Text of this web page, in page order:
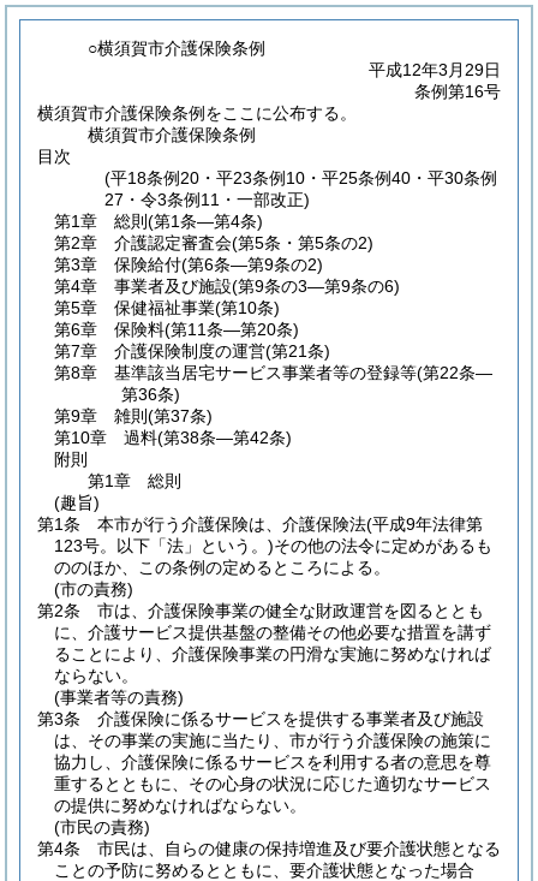
○横須賀市介護保険条例
平成12年3月29日
条例第16号
横須賀市介護保険条例をここに公布する。
横須賀市介護保険条例
目次
(平18条例20・平23条例10・平25条例40・平30条例
27・令3条例11・一部改正)
第1章
総則 (第1条―第4条)
第2章
介護認定審査会(第5条・第5条の2)
第3章
保険給付(第6条―第9条の2)
第4章
事業者及び施設(第9条の3―第9条の6)
第5章
保健福祉事業(第10条)
第6章
保険料(第11条―第20条)
第7章
介護保険制度の運営(第21条)
第8章
基準該当居宅サービス事業者等の登録等(第22条―
第36条)
第9章
雑則 (第37条)
第10章
過料(第38条―第42条)
附則
第1章
総則
(趣旨)
第1条
本市が行う介護保険は、介護保険法(平成9年法律第
123号。以下「法」という。)その他の法令に定めがあるも
ののほか、この条例の定めるところによる。
(市の責務)
第2条
市は、介護保険事業の健全な財政運営を図るととも
に、介護サービス提供基盤の整備その他必要な措置を講ず
ることにより、介護保険事業の円滑な実施に努めなければ
ならない。
(事業者等の責務)
第3条
介護保険に係るサービスを提供する事業者及び施設
は、その事業の実施に当たり、市が行う介護保険の施策に
協力し、介護保険に係るサービスを利用する者の意思を尊
重するとともに、その心身の状況に応じた適切なサービス
の提供に努めなければならない。
(市民の責務)
第4条
市民は、自らの健康の保持増進及び要介護状態となる
ことの予防に努めるとともに、要介護状態となった場合